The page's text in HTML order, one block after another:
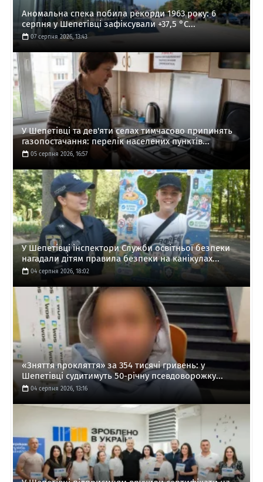
Аномальна спека побила рекорди 1963 року: 6
серпня у Шепетівці зафіксували +37,5 °C...
07 серпня 2026, 13:43
У Шепетівці та дев'яти селах тимчасово припинять
газопостачання: перелік населених пунктів...
05 серпня 2026, 16:57
У Шепетівці інспектори Служби освітньої безпеки
нагадали дітям правила безпеки на канікулах...
04 серпня 2026, 18:02
«Зняття прокляття» за 354 тисячі гривень: у
Шепетівці судитимуть 50-річну псевдоворожку...
04 серпня 2026, 13:16